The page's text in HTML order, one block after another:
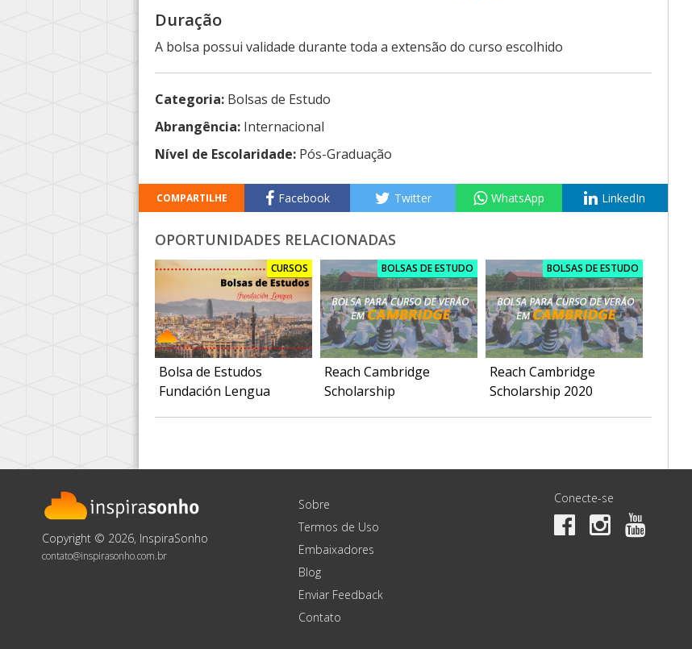
Duração
A bolsa possui validade durante toda a extensão do curso escolhido
Categoria: Bolsas de Estudo
Abrangência: Internacional
Nível de Escolaridade: Pós-Graduação
COMPARTILHE Facebook Twitter WhatsApp LinkedIn
OPORTUNIDADES RELACIONADAS
CURSOS
Bolsa de Estudos
Fundación Lengua
BOLSAS DE ESTUDO
Reach Cambridge
Scholarship
BOLSAS DE ESTUDO
Reach Cambridge
Scholarship 2020
Copyright © 2026, InspiraSonho
contato@inspirasonho.com.br
Sobre
Termos de Uso
Embaixadores
Blog
Enviar Feedback
Contato
Conecte-se